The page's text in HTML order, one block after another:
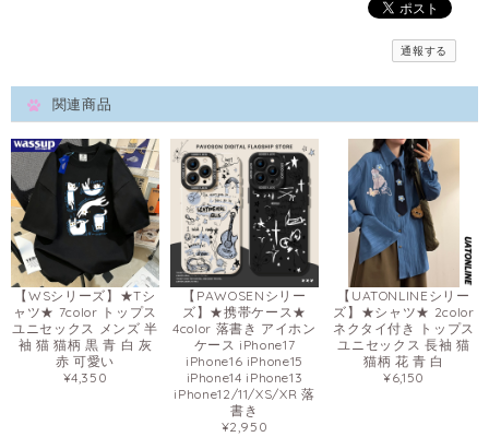
通報する
関連商品
【WSシリーズ】★Tシ
ャツ★ 7color トップス
ユニセックス メンズ 半
袖 猫 猫柄 黒 青 白 灰
赤 可愛い
¥4,350
【PAWOSENシリー
ズ】★携帯ケース★
4color 落書き アイホン
ケース iPhone17
iPhone16 iPhone15
iPhone14 iPhone13
iPhone12/11/XS/XR 落
書き
¥2,950
【UATONLINEシリー
ズ】★シャツ★ 2color
ネクタイ付き トップス
ユニセックス 長袖 猫
猫柄 花 青 白
¥6,150